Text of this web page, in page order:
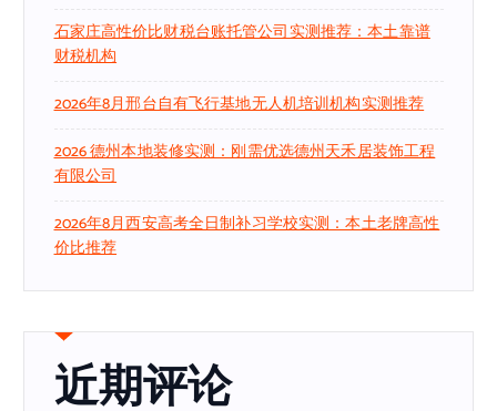
石家庄高性价比财税台账托管公司实测推荐：本土靠谱
财税机构
2026年8月邢台自有飞行基地无人机培训机构实测推荐
2026 德州本地装修实测：刚需优选德州天禾居装饰工程
有限公司
2026年8月西安高考全日制补习学校实测：本土老牌高性
价比推荐
近期评论